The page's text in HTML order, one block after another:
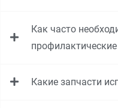
Как часто
Какие запчасти